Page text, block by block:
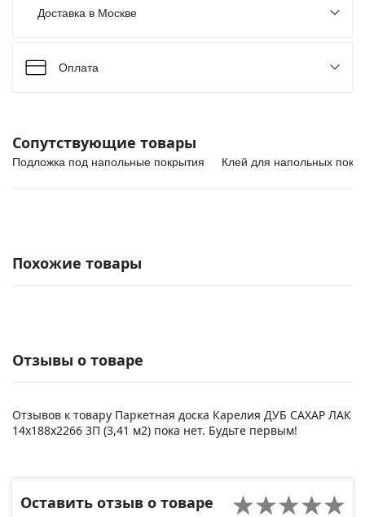
Доставка в Москве
Оплата
Сопутствующие товары
Подложка под напольные покрытия Клей для напольных
Похожие товары
Отзывы о товаре
Отзывов к товару Паркетная доска Карелия ДУБ САХАР ЛАК
14x188x2266 3П (3,41 м2) пока нет. Будьте первым!
Оставить отзыв о товаре